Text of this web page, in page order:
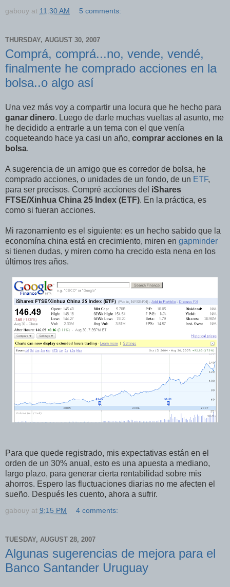
gabouy at 11:30 AM 5 comments:
THURSDAY, AUGUST 30, 2007
Comprá, comprá...no, vende, vendé,
finalmente he comprado acciones en la
bolsa..o algo así
Una vez más voy a compartir una locura que he hecho para
ganar dinero. Luego de darle muchas vueltas al asunto, me
he decidido a entrarle a un tema con el que venía
coqueteando hace ya casi un año, comprar acciones en la
bolsa.
A sugerencia de un amigo que es corredor de bolsa, he
comprado acciones, o unidades de un fondo, de un ETF,
para ser precisos. Compré acciones del iShares
FTSE/Xinhua China 25 Index (ETF). En la práctica, es
como si fueran acciones.
Mi razonamiento es el siguiente: es un hecho sabido que la
economína china está en crecimiento, miren en gapminder
si tienen dudas, y miren como ha crecido esta nena en los
últimos tres años.
Para que quede registrado, mis expectativas están en el
orden de un 30% anual, esto es una apuesta a mediano,
largo plazo, para generar cierta rentabilidad sobre mis
ahorros. Espero las fluctuaciones diarias no me afecten el
sueño. Después les cuento, ahora a sufrir.
gabouy at 9:15 PM 4 comments:
TUESDAY, AUGUST 28, 2007
Algunas sugerencias de mejora para el
Banco Santander Uruguay